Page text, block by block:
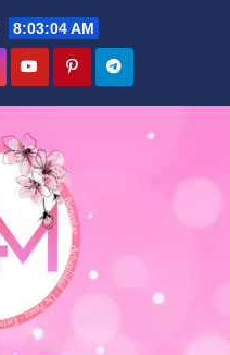
8:03:05 AM